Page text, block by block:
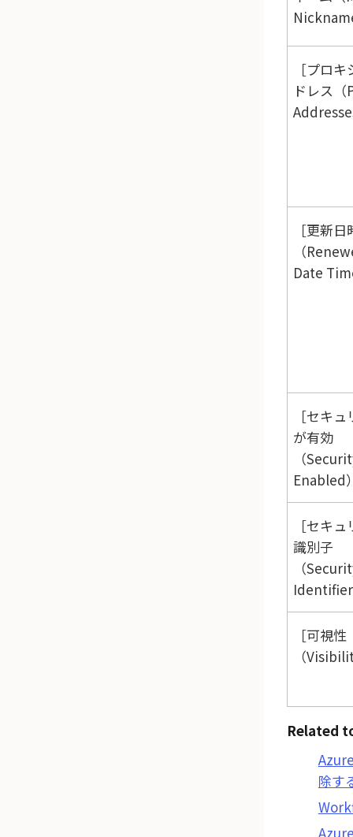
プロ
ドレス（
更新日
（
Date
セキュ
が有効
（
Enabled
セキュ
識別子
（
可視性
（
Related
除す